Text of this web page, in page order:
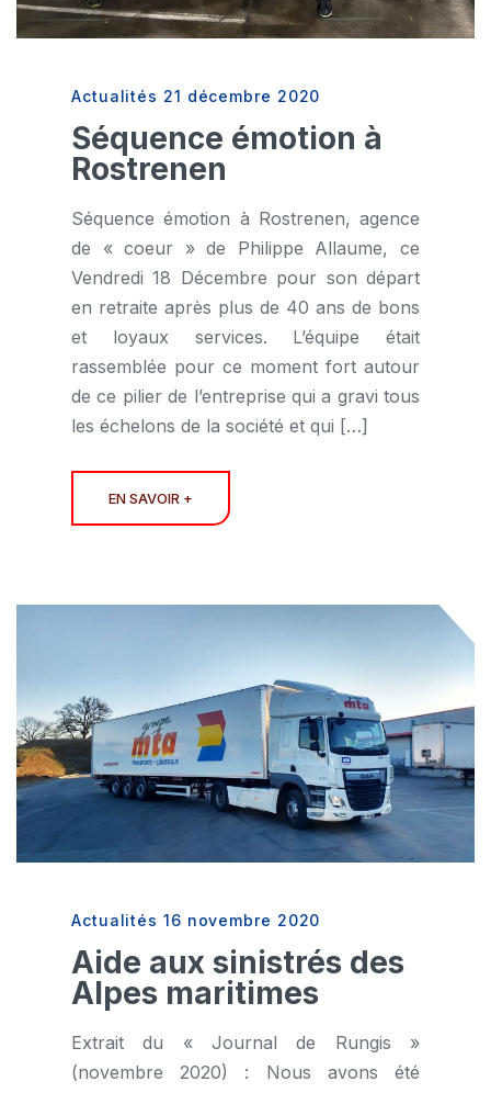
Actualités 21 décembre 2020
Séquence émotion à
Rostrenen
Séquence émotion à Rostrenen, agence
de « coeur » de Philippe Allaume, ce
Vendredi 18 Décembre pour son départ
en retraite après plus de 40 ans de bons
et loyaux services. L’équipe était
rassemblée pour ce moment fort autour
de ce pilier de l’entreprise qui a gravi tous
les échelons de la société et qui […]
EN SAVOIR +
Actualités 16 novembre 2020
Aide aux sinistrés des
Alpes maritimes
Extrait du « Journal de Rungis »
(novembre 2020) : Nous avons été